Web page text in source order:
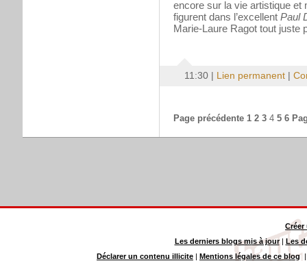
encore sur la vie artistique et
figurent dans l’excellent Paul
Marie-Laure Ragot tout juste
11:30 | Lien permanent|
Page précédente 1 2 3 4 5 6
Créer
Les derniers blogs mis à jour|
Les
Déclarer un contenu illicite
Mentions légales de ce blog